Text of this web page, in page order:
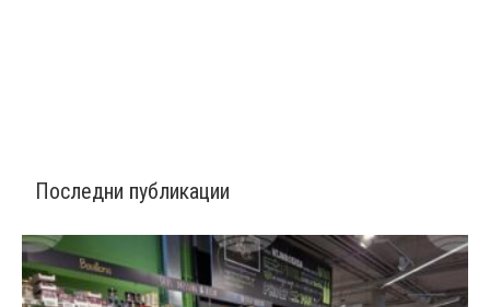
Последни публикации